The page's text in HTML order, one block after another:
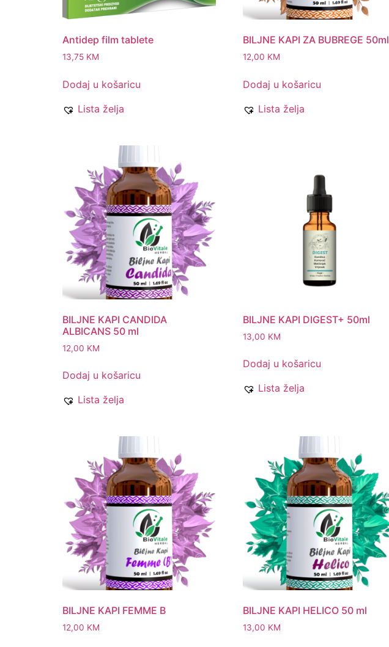
Antidep film tablete
13,75 KM
Dodaj u košaricu
Lista želja
BILJNE KAPI ZA BUBREGE 50ml
12,00 KM
Dodaj u košaricu
Lista želja
BILJNE KAPI CANDIDA
ALBICANS 50 ml
12,00 KM
Dodaj u košaricu
Lista želja
BILJNE KAPI DIGEST+ 50ml
13,00 KM
Dodaj u košaricu
Lista želja
BILJNE KAPI FEMME B
12,00 KM
BILJNE KAPI HELICO 50 ml
13,00 KM